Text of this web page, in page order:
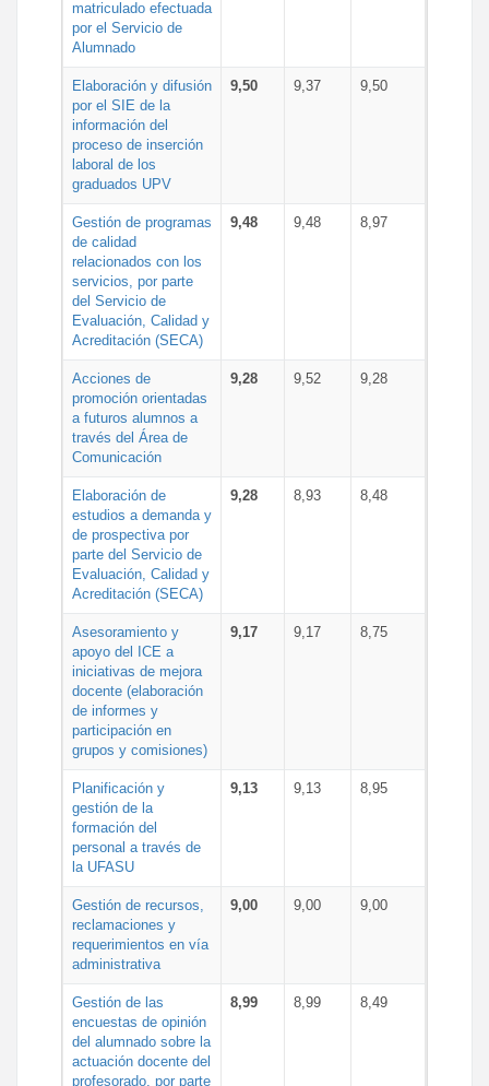
matriculado efectuada
por el Servicio de
Alumnado
Elaboración y difusión
por el SIE de la
información del
proceso de inserción
laboral de los
graduados UPV
9,50 9,37 9,50
Gestión de programas
de calidad
relacionados con los
servicios, por parte
del Servicio de
Evaluación, Calidad y
Acreditación (SECA)
9,48 9,48 8,97
Acciones de
promoción orientadas
a futuros alumnos a
través del Área de
Comunicación
9,28 9,52 9,28
Elaboración de
estudios a demanda y
de prospectiva por
parte del Servicio de
Evaluación, Calidad y
Acreditación (SECA)
9,28 8,93 8,48
Asesoramiento y
apoyo del ICE a
iniciativas de mejora
docente (elaboración
de informes y
participación en
grupos y comisiones)
9,17 9,17 8,75
Planificación y
gestión de la
formación del
personal a través de
la UFASU
9,13 9,13 8,95
Gestión de recursos,
reclamaciones y
requerimientos en vía
administrativa
9,00 9,00 9,00
Gestión de las
encuestas de opinión
del alumnado sobre la
actuación docente del
profesorado, por parte
8,99 8,99 8,49